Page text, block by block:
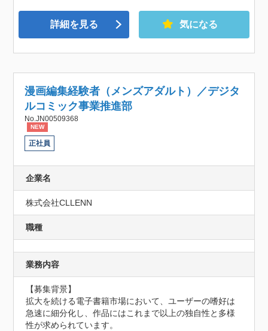
詳細を見る 気になる
漫画編集経験者（メンズアダルト）／デジタ
ルコミック事業推進部
No.JN00509368
NEW
正社員
企業名
株式会社CLLENN
職種
業務内容
【募集背景】
拡大を続ける電子書籍市場において、ユーザーの嗜好は
急速に細分化し、作品にはこれまで以上の独自性と多様
性が求められています。